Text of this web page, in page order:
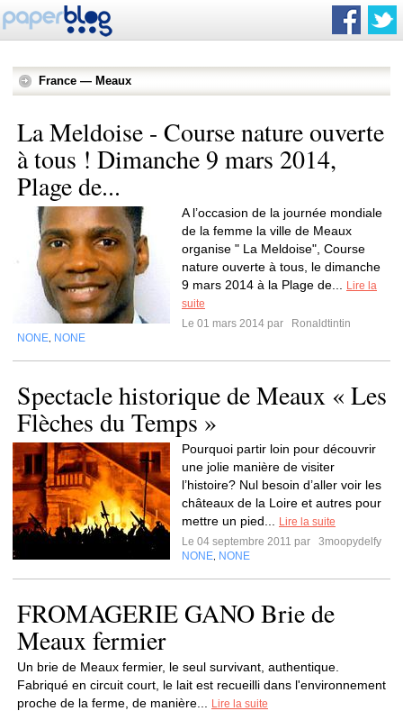
France — Meaux
La Meldoise - Course nature ouverte
à tous ! Dimanche 9 mars 2014,
Plage de...
A l’occasion de la journée mondiale
de la femme la ville de Meaux
organise " La Meldoise", Course
nature ouverte à tous, le dimanche
9 mars 2014 à la Plage de...
Lire la
suite
Le 01 mars 2014 par
Ronaldtintin
NONE NONE
Spectacle historique de Meaux « Les
Flèches du Temps »
Pourquoi partir loin pour découvrir
une jolie manière de visiter
l’histoire? Nul besoin d’aller voir les
châteaux de la Loire et autres pour
mettre un pied...
Lire la suite
Le 04 septembre 2011 par
3moopydelfy
NONE NONE
FROMAGERIE GANO Brie de
Meaux fermier
Un brie de Meaux fermier, le seul survivant, authentique.
Fabriqué en circuit court, le lait est recueilli dans l'environnement
proche de la ferme, de manière...
Lire la suite